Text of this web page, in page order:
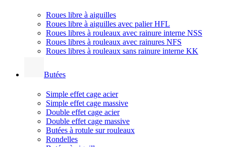
Roues libre à aiguilles
Roues libre à aiguilles avec palier HFL
Roues libres à rouleaux avec rainure interne NSS
Roues libres à rouleaux avec rainures NFS
Roues libres à rouleaux sans rainure interne KK
Butées
Simple effet cage acier
Simple effet cage massive
Double effet cage acier
Double effet cage massive
Butées à rotule sur rouleaux
Rondelles